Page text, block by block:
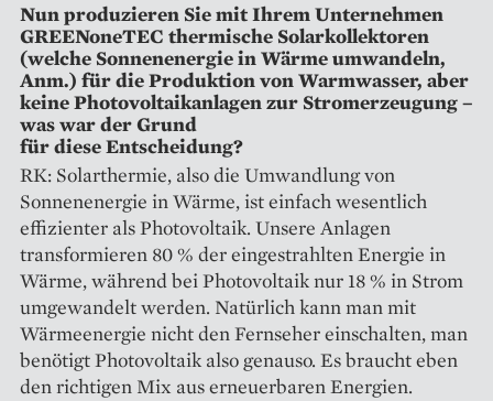
Nun produzieren Sie mit Ihrem Unternehmen
GREENoneTEC ­thermische Solarkollektoren
(welche Sonnenenergie in Wärme umwandeln,
Anm.) für die Produktion von Warmwasser, aber
keine Photovoltaikanlagen zur Strom­erzeugung –
was war der Grund
für diese Entscheidung?
RK: Solarthermie, also die Umwandlung von
Sonnenenergie in Wärme, ist einfach wesentlich
effizienter als Photovoltaik. Unsere Anlagen
transformieren 80 % der eingestrahlten Energie in
Wärme, während bei Photovoltaik nur 18 % in Strom
umgewandelt werden. Natürlich kann man mit
Wärmeenergie nicht den Fern­seher einschalten, man
benötigt Photovoltaik also genauso. Es braucht eben
den richtigen Mix aus erneuerbaren Energien.